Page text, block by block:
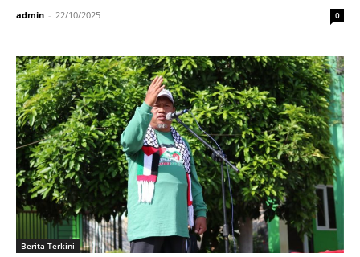
admin - 22/10/2025 0
Berita Terkini